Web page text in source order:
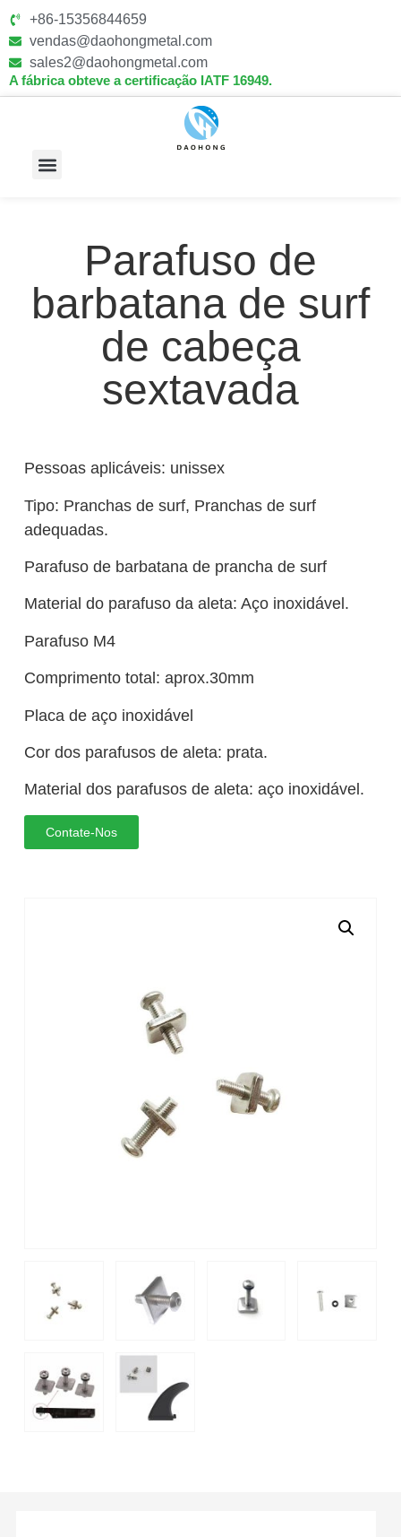
+86-15356844659
vendas@daohongmetal.com
sales2@daohongmetal.com
A fábrica obteve a certificação IATF 16949.
Parafuso de
barbatana de surf
de cabeça
sextavada
Pessoas aplicáveis: unissex
Tipo: Pranchas de surf, Pranchas de surf
adequadas.
Parafuso de barbatana de prancha de surf
Material do parafuso da aleta: Aço inoxidável.
Parafuso M4
Comprimento total: aprox.30mm
Placa de aço inoxidável
Cor dos parafusos de aleta: prata.
Material dos parafusos de aleta: aço inoxidável.
Contate-Nos